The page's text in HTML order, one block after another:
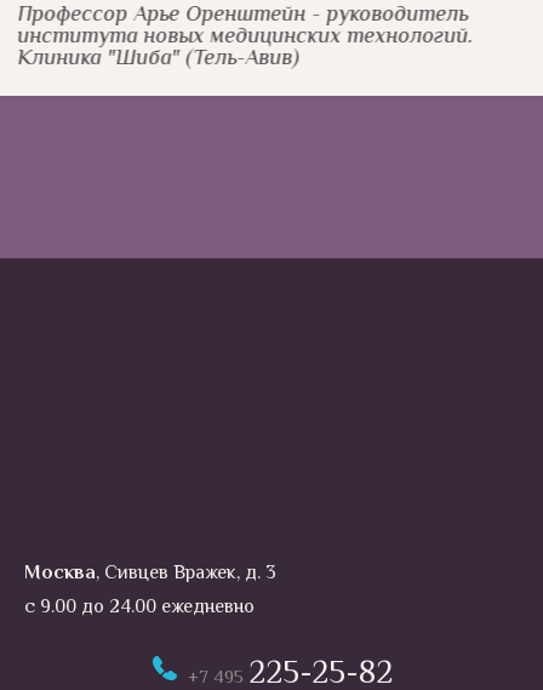
Профессор Арье Оренштейн - руководитель
института новых медицинских технологий.
Клиника "Шиба" (Тель-Авив)
Москва, Сивцев Вражек, д. 3
с 9.00 до 24.00 ежедневно
+7 495 225-25-82